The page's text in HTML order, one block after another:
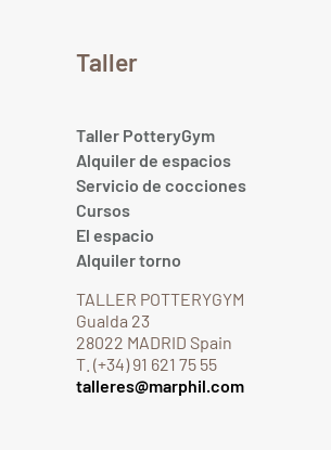
Taller
Taller PotteryGym
Alquiler de espacios
Servicio de cocciones
Cursos
El espacio
Alquiler torno
TALLER POTTERYGYM
Gualda 23
28022 MADRID Spain
T. (+34) 91 621 75 55
talleres@marphil.com